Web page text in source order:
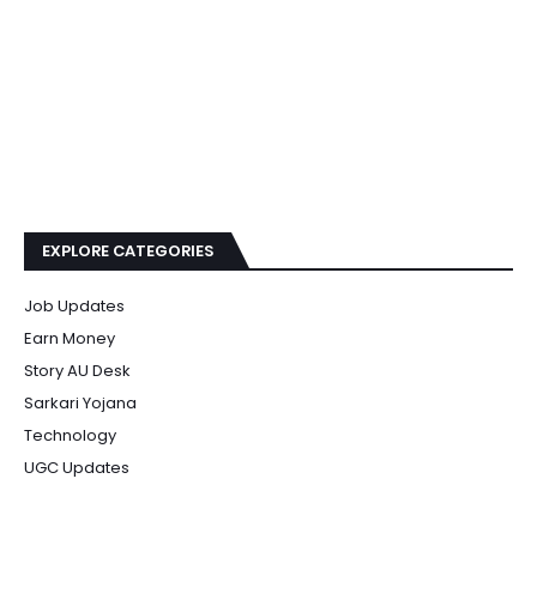
EXPLORE CATEGORIES
Job Updates
Earn Money
Story AU Desk
Sarkari Yojana
Technology
UGC Updates